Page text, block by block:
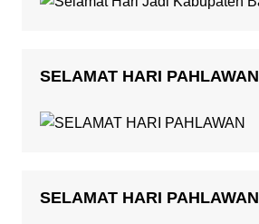
SELAMAT HARI PAHLAWAN
SELAMAT HARI PAHLAWAN